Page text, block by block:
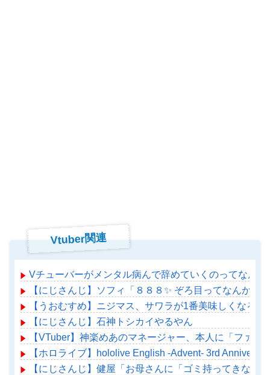
Vtuber関連
Vチューバーがメンタル病んで辞めていくのってなんで
【にじさんじ】ソフィ「８８８✨ ぞろ目ってなんか嬉
【うおむすめ】ニジマス、サワラが1番美味しくなる
【にじさんじ】石神トシカイやるやん
【VTuber】神楽めあのマネージャー、本人に「ファ
【ホロライブ】hololive English -Advent- 3rd
【にじさんじ】健屋「お母さんに「ゴミ持ってきな